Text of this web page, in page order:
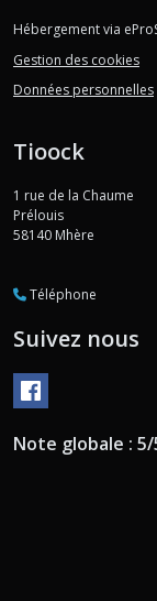
Hébergement via
Gestion des cookies
Données personnelles
Tioock
1 rue de la Chaume
Prélouis
58140 Mhère
Téléphone
Suivez nous
Note globale : 5/